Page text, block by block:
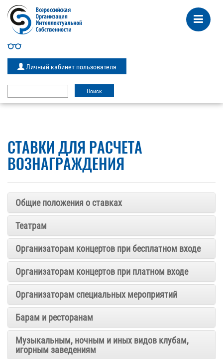
Личный кабинет пользователя
СТАВКИ ДЛЯ РАСЧЕТА
ВОЗНАГРАЖДЕНИЯ
Общие положения о ставках
Театрам
Организаторам концертов при бесплатном входе
Организаторам концертов при платном входе
Организаторам специальных мероприятий
Барам и ресторанам
Музыкальным, ночным и иных видов клубам,
игорным заведениям